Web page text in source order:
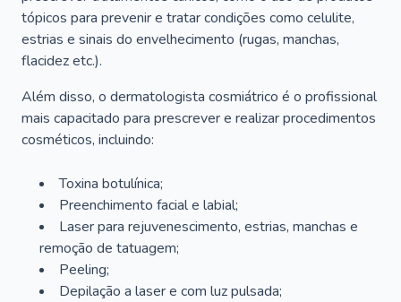
tópicos para prevenir e tratar condições como celulite,
estrias e sinais do envelhecimento (rugas, manchas,
flacidez etc.).
Além disso, o dermatologista cosmiátrico é o profissional
mais capacitado para prescrever e realizar procedimentos
cosméticos, incluindo:
Toxina botulínica;
Preenchimento facial e labial;
Laser para rejuvenescimento, estrias, manchas e
remoção de tatuagem;
Peeling;
Depilação a laser e com luz pulsada;